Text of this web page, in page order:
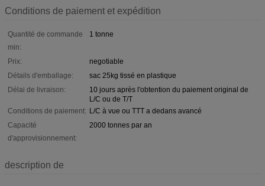
Conditions de paiement et expédition
Quantité de commande
min:
1 tonne
Prix:
negotiable
Détails d'emballage:
sac 25kg tissé en plastique
Délai de livraison:
10 jours après l'obtention du paiement original de
L/C ou de T/T
Conditions de paiement: L/C à vue ou TTT a dedans avancé
Capacité
d'approvisionnement:
2000 tonnes par an
description de